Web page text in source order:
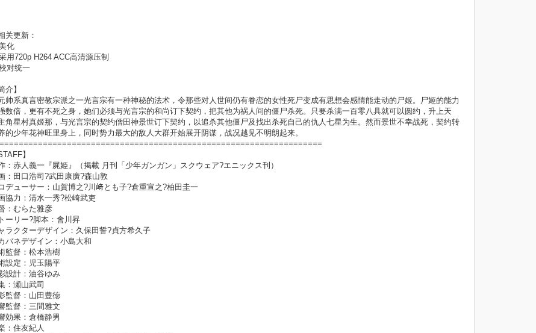
关更新：
化
用720p H264 ACC高清源压制
对统一
简介】
系真言密教宗派之一光言宗有一种神秘的法术，令那些对人世间仍有眷恋的女性死尸变成有思想会感情能走动的尸姬。尸姬的能力
数倍，更有不死之身，她们必须与光言宗的和尚订下契约，把其他为祸人间的僵尸杀死。只要杀满一百零八具就可以圆约，升上天
角星村真姬那，与光言宗的契约僧田神景世订下契约，以追杀其他僵尸及找出杀死自己的仇人七星为生。然而景世不幸战死，契约转
的少年花神旺里身上，同时势力最大的敌人大群开始展开阴谋，战况越见不明朗起来。
】
赤人義一『屍姫』（掲載 月刊「少年ガンガン」スクウェア?エニックス刊）
田口浩司?武田康廣?森山敦
ューサー：山賀博之?川﨑とも子?倉重宣之?柏田圭一
力：清水一秀?松崎武吏
むらた雅彦
リー?脚本：會川昇
クターデザイン：久保田誓?貞方希久子
ネデザイン：小島大和
督：松本浩樹
定：児玉陽平
計：油谷ゆみ
瀬山武司
督：山田豊徳
督：三間雅文
果：倉橋静男
住友紀人